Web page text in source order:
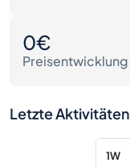
0€
Preisentwicklung
Letzte Aktivitäten
1W